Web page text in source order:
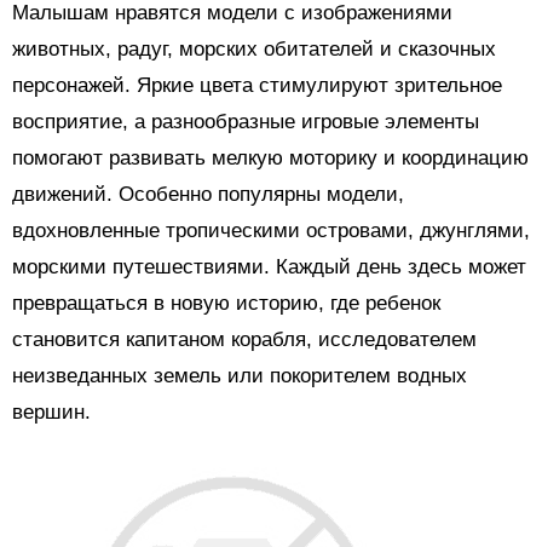
Малышам нравятся модели с изображениями
животных, радуг, морских обитателей и сказочных
персонажей. Яркие цвета стимулируют зрительное
восприятие, а разнообразные игровые элементы
помогают развивать мелкую моторику и координацию
движений. Особенно популярны модели,
вдохновленные тропическими островами, джунглями,
морскими путешествиями. Каждый день здесь может
превращаться в новую историю, где ребенок
становится капитаном корабля, исследователем
неизведанных земель или покорителем водных
вершин.